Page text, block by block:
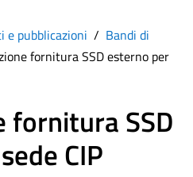
e pubblicazioni
Bandi di
fornitura SSD esterno per
fornitura SSD
CIP